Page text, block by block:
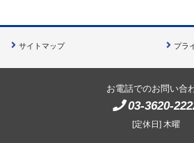
サイトマップ プラ
お電話でのお問い合
03-3620-
[定休日] 木曜